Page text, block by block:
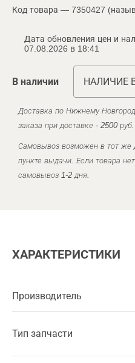
Код товара — 7350427
Дата обновления цен и
07.08.2026 в 18:41
В наличии НАЛИЧИЕ
Доставка по Нижнему
заказа при доставке - 2500 руб.
Самовывоз возможен в тот же
пункте выдачи. Если товара
самовывоз 1-2 дня.
ХАРАКТЕРИСТИКИ
Производитель
Тип запчасти